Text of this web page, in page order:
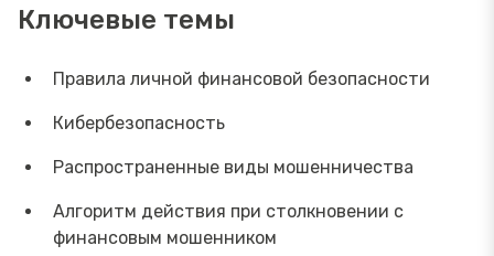
Ключевые темы
Правила личной финансовой безопасности
Кибербезопасность
Распространенные виды мошенничества
Алгоритм действия при столкновении с
финансовым мошенником